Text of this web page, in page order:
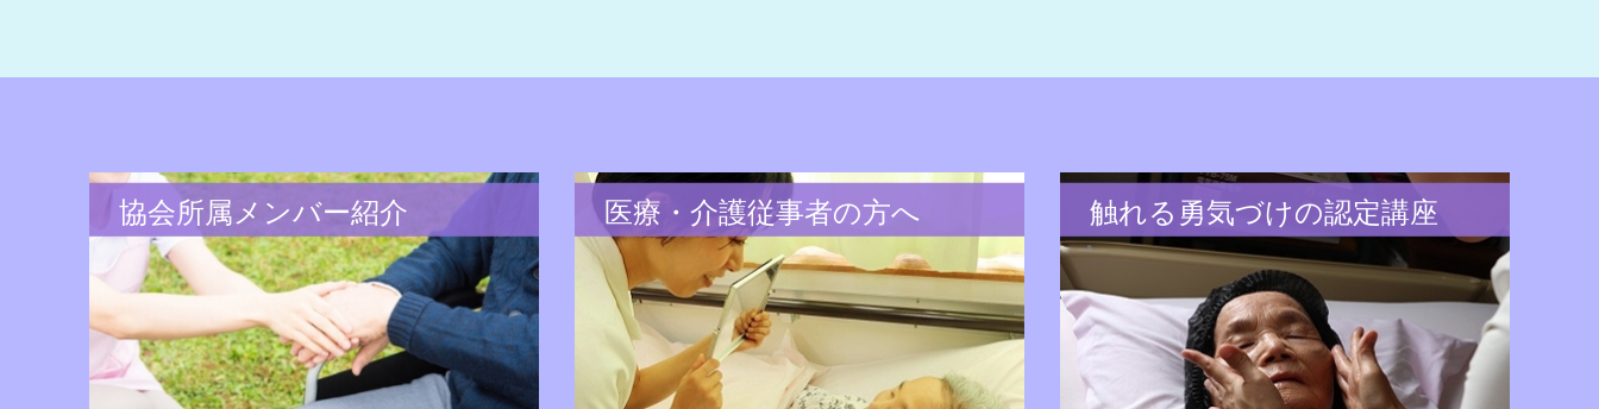
協会所属メンバー紹介 医療・介護従事者の方へ 触れる勇気づけの認定講座